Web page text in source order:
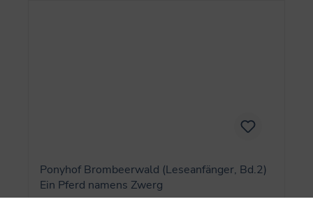
Ponyhof Brombeerwald (Leseanfänger, Bd.2)
Ein Pferd namens Zwerg